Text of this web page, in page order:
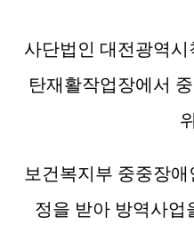
사단법인 대전광역
탄재활작업장에서
보건복지부 중중장애
정을 받아 방역사업